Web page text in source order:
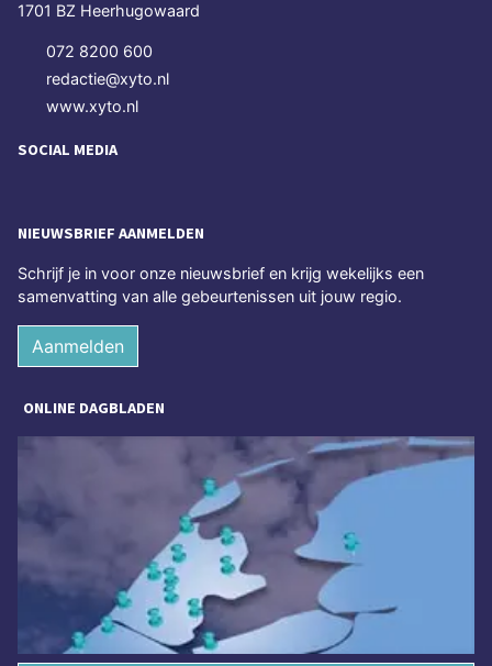
1701 BZ Heerhugowaard
072 8200 600
redactie@xyto.nl
www.xyto.nl
SOCIAL MEDIA
NIEUWSBRIEF AANMELDEN
Schrijf je in voor onze nieuwsbrief en krijg wekelijks een
samenvatting van alle gebeurtenissen uit jouw regio.
Aanmelden
ONLINE DAGBLADEN